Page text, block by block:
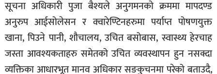
सूचना अधिकारी पुजा बैश्यले अनुगमनको क्रममा मापदण्ड
अनुरुप आईसोलेसन र क्वारेण्टिनहरुमा पर्याप्त पोषणयुक्त
खाना, पिउने पानी, शौचालय, उचित बसोबास, स्वास्थ्य हेरचाह
जस्ता आवश्यकताहरु समेतको उचित व्यवस्थापन हुन नसक्दा
व्यक्तिका आधारभूत मानव अधिकार सङकुचनमा परेको बताउदै,